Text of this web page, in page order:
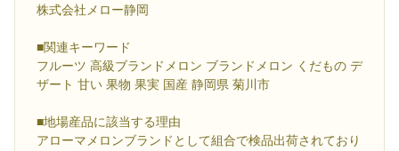
株式会社メロー静岡
■関連キーワード
フルーツ 高級ブランドメロン ブランドメロン くだもの デ
ザート 甘い 果物 果実 国産 静岡県 菊川市
■地場産品に該当する理由
アローマメロンブランドとして組合で検品出荷されており